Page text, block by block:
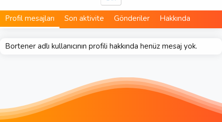
Profil mesajları Son aktivite Gönderiler Hakkında
Bortener adlı kullanıcının profili hakkında henüz mesaj yok.